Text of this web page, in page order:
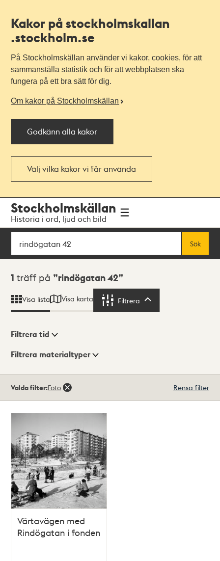
Kakor på stockholmskallan
.stockholm.se
På Stockholmskällan använder vi kakor, cookies, för att
sammanställa statistik och för att webbplatsen ska
fungera på ett bra sätt för dig.
Om kakor på Stockholmskällan
Godkänn alla kakor
Välj vilka kakor vi får använda
navigationen
huvudinnehållet
Stockholmskällan
Historia i ord, ljud och bild
Sök
Sök
Sökresultat
1 träff på rindögatan 42
Visa lista Visa karta Filtrera
Visningsläge
Filtrera tid
Filtrera materialtyper
träffar
Valda filter:Foto Rensa filter
Värtavägen med
Rindögatan i fonden